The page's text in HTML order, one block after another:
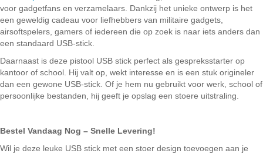
voor gadgetfans en verzamelaars. Dankzij het unieke ontwerp is het
een geweldig cadeau voor liefhebbers van militaire gadgets,
airsoftspelers, gamers of iedereen die op zoek is naar iets anders dan
een standaard USB-stick.
Daarnaast is deze pistool USB stick perfect als gespreksstarter op
kantoor of school. Hij valt op, wekt interesse en is een stuk origineler
dan een gewone USB-stick. Of je hem nu gebruikt voor werk, school of
persoonlijke bestanden, hij geeft je opslag een stoere uitstraling.
Bestel Vandaag Nog – Snelle Levering!
Wil je deze leuke USB stick met een stoer design toevoegen aan je